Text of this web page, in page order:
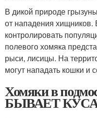
В дикой природе
от нападения хищников.
контролировать
полевого хомяка
рыси, лисицы. На
могут нападать кошки и
Хомяки в
БЫВАЕТ